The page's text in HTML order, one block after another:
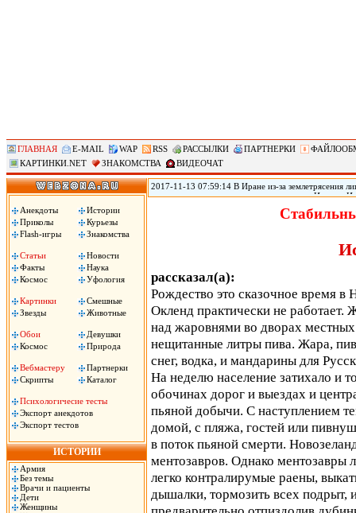
ГЛАВНАЯ E-MAIL WAP RSS РАССЫЛКИ ПАРТНЕРКИ
КАРТИНКИ.NET
ЗНАКОМСТВА ВИДЕОЧАТ
Анекдоты
Истории
Приколы
Курьезы
Flash-игры
Знакомства
Статьи
Новости
Факты
Наука
Космос
Уфология
Картинки
Смешные
Звезды
Животные
Обои
Девушки
Космос
Природа
Вебмастеру
Партнерки
Скрипты
Каталог
Психологичесие тесты
Экспорт анекдотов
Экспорт тестов
ИСТОРИИ
Армия
Без темы
Врачи и пациенты
Дети
Женщины
2017-11-13 07:59:14 В Иране из-за землетрясения
произошедшего в воскресенье на границе Ирана с
вырасти, передает РИА «Новости».
рассказал(а):
Рождество это сказочное время в
Окленд практически не работает.
над жаровнями во дворах
нещитанные литры пива. Жара,
снег, водка, и мандарины для
На неделю население затихало и
обочинах дорог и выездах и
пьяной добычи. С наступлением
домой, с пляжа, гостей или
в поток пьяной смерти.
ментозавров. Однако ментозавры
легко контралирумые раены,
дышалки, тормозить всех подрыт,